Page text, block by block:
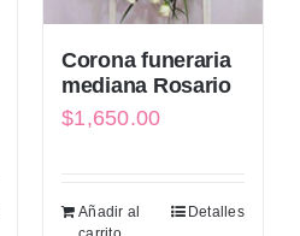
Corona funeraria
mediana Rosario
$1,650.00
Añadir al
Detalles